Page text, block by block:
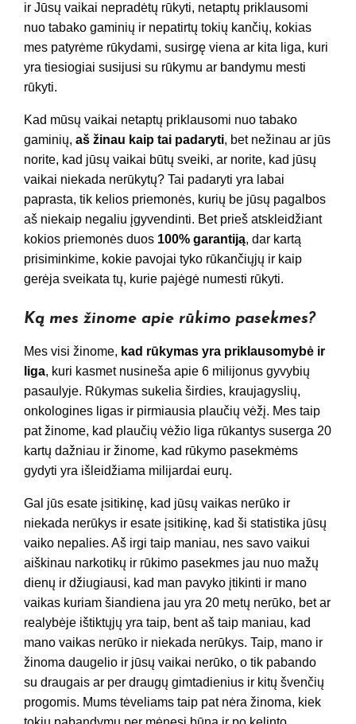
ir Jūsų vaikai nepradėtų rūkyti, netaptų priklausomi
nuo tabako gaminių ir nepatirtų tokių kančių, kokias
mes patyrėme rūkydami, susirgę viena ar kita liga, kuri
yra tiesiogiai susijusi su rūkymu ar bandymu mesti
rūkyti.
Kad mūsų vaikai netaptų priklausomi nuo tabako
gaminių, aš žinau kaip tai padaryti, bet nežinau ar jūs
norite, kad jūsų vaikai būtų sveiki, ar norite, kad jūsų
vaikai niekada nerūkytų? Tai padaryti yra labai
paprasta, tik kelios priemonės, kurių be jūsų pagalbos
aš niekaip negaliu įgyvendinti. Bet prieš atskleidžiant
kokios priemonės duos 100% garantiją, dar kartą
prisiminkime, kokie pavojai tyko rūkančiųjų ir kaip
gerėja sveikata tų, kurie pajėgė numesti rūkyti.
Ką mes žinome apie rūkimo pasekmes?
Mes visi žinome, kad rūkymas yra priklausomybė ir
liga, kuri kasmet nusineša apie 6 milijonus gyvybių
pasaulyje. Rūkymas sukelia širdies, kraujagyslių,
onkologines ligas ir pirmiausia plaučių vėžį. Mes taip
pat žinome, kad plaučių vėžio liga rūkantys suserga 20
kartų dažniau ir žinome, kad rūkymo pasekmėms
gydyti yra išleidžiama milijardai eurų.
Gal jūs esate įsitikinę, kad jūsų vaikas nerūko ir
niekada nerūkys ir esate įsitikinę, kad ši statistika jūsų
vaiko nepalies. Aš irgi taip maniau, nes savo vaikui
aiškinau narkotikų ir rūkimo pasekmes jau nuo mažų
dienų ir džiugiausi, kad man pavyko įtikinti ir mano
vaikas kuriam šiandiena jau yra 20 metų nerūko, bet ar
realybėje ištiktųjų yra taip, bent aš taip maniau, kad
mano vaikas nerūko ir niekada nerūkys. Taip, mano ir
žinoma daugelio ir jūsų vaikai nerūko, o tik pabando
su draugais ar per draugų gimtadienius ir kitų švenčių
progomis. Mums tėveliams taip pat nėra žinoma, kiek